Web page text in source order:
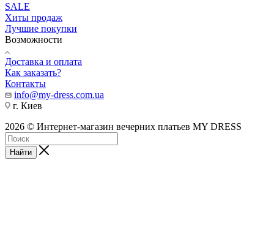
SALE
Хиты продаж
Лучшие покупки
Возможности
Доставка и оплата
Как заказать?
Контакты
info@my-dress.com.ua
г. Киев
2026 © Интернет-магазин вечерних платьев MY DRESS
Найти